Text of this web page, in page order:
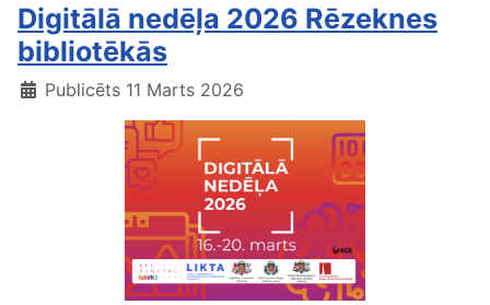
Digitālā nedēļa 2026 Rēzeknes
bibliotēkās
Publicēts 11 Marts 2026